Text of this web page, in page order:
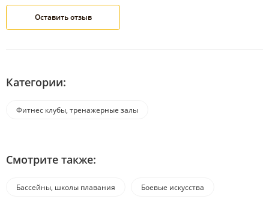
Категории:
Фитнес клубы, тренажерные залы
Смотрите также:
Бассейны, школы плавания Боевые искусства